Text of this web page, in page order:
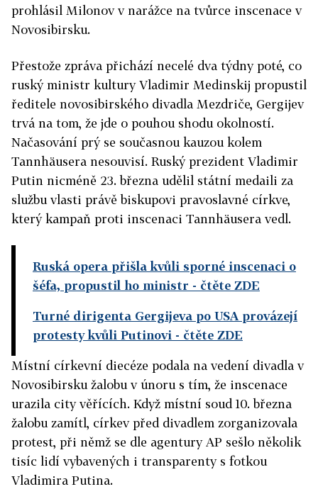
prohlásil Milonov v narážce na tvůrce inscenace v
Novosibirsku.
Přestože zpráva přichází necelé dva týdny poté, co
ruský ministr kultury Vladimir Medinskij propustil
ředitele novosibirského divadla Mezdriče, Gergijev
trvá na tom, že jde o pouhou shodu okolností.
Načasování prý se současnou kauzou kolem
Tannhäusera nesouvisí. Ruský prezident Vladimir
Putin nicméně 23. března udělil státní medaili za
službu vlasti právě biskupovi pravoslavné církve,
který kampaň proti inscenaci Tannhäusera vedl.
Ruská opera přišla kvůli sporné inscenaci o
šéfa, propustil ho ministr - čtěte ZDE
Turné dirigenta Gergijeva po USA provázejí
protesty kvůli Putinovi - čtěte ZDE
Místní církevní diecéze podala na vedení divadla v
Novosibirsku žalobu v únoru s tím, že inscenace
urazila city věřících. Když místní soud 10. března
žalobu zamítl, církev před divadlem zorganizovala
protest, při němž se dle agentury AP sešlo několik
tisíc lidí vybavených i transparenty s fotkou
Vladimira Putina.